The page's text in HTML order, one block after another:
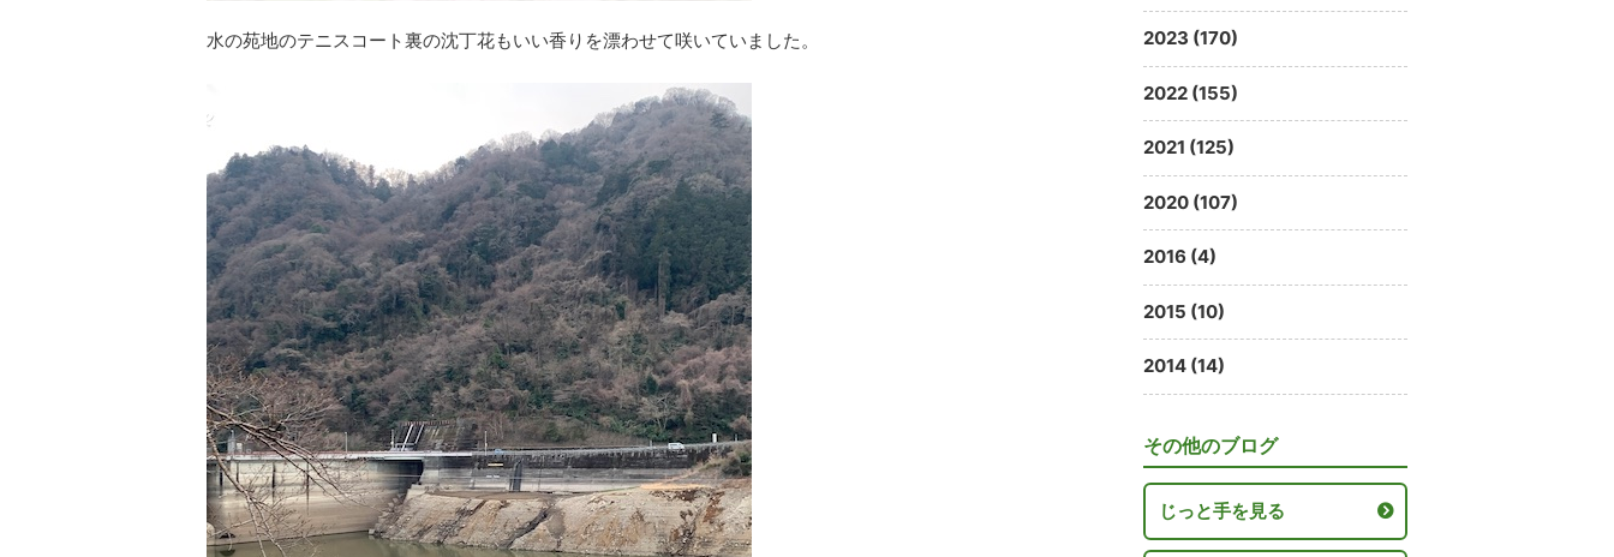
水の苑地のテニスコート裏の沈丁花もいい香りを漂わせて咲いていました。 2023 (170)
2022 (155)
2021 (125)
2020 (107)
2016 (4)
2015 (10)
2014 (14)
その他のブログ
じっと手を見る